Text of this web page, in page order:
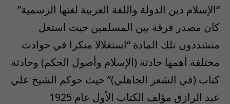
“الإسلام دين الدولة واللغة العربية لغتها الرسمية”
كان مصدر فرقة بين المسلمين حيث استغل
متشددون تلك المادة “استغلالا منكرا في حوادث
مختلفة أهمها حادثة (الإسلام وأصول الحكم) وحادثة
كتاب (في الشعر الجاهلي)” حيث حوكم الشيخ علي
عبد الرازق مؤلف الكتاب الأول عام 1925